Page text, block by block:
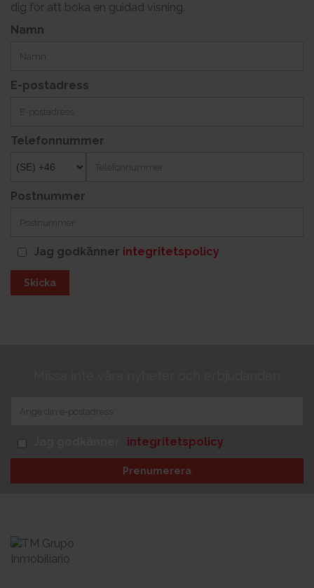
dig för att boka en guidad visning.
Namn
E-postadress
Telefonnummer
Postnummer
Jag godkänner integritetspolicy
Skicka
integritetspolicy
Prenumerera